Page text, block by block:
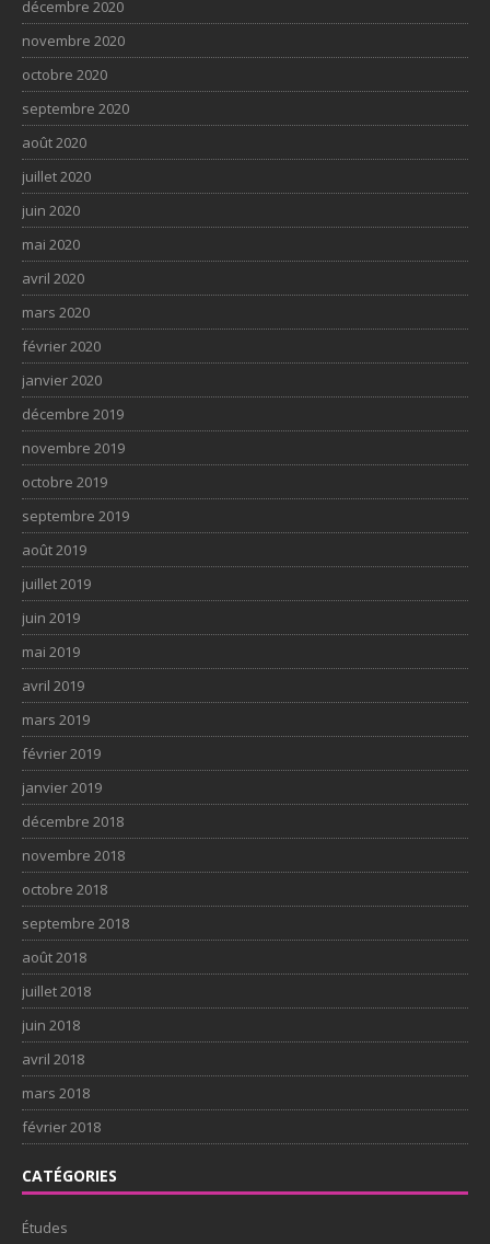
décembre 2020
novembre 2020
octobre 2020
septembre 2020
août 2020
juillet 2020
juin 2020
mai 2020
avril 2020
mars 2020
février 2020
janvier 2020
décembre 2019
novembre 2019
octobre 2019
septembre 2019
août 2019
juillet 2019
juin 2019
mai 2019
avril 2019
mars 2019
février 2019
janvier 2019
décembre 2018
novembre 2018
octobre 2018
septembre 2018
août 2018
juillet 2018
juin 2018
avril 2018
mars 2018
février 2018
CATÉGORIES
Études